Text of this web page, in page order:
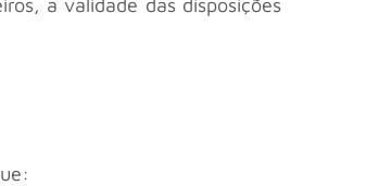
a validade das disposições